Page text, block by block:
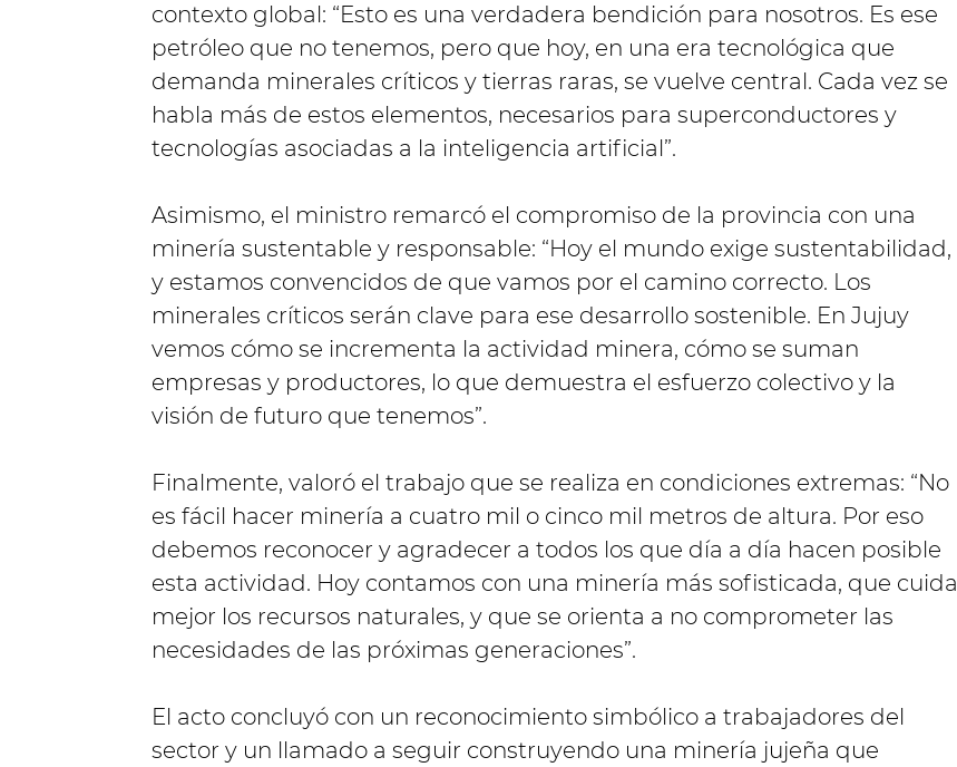
contexto global: “Esto es una verdadera bendición para nosotros. Es ese
petróleo que no tenemos, pero que hoy, en una era tecnológica que
demanda minerales críticos y tierras raras, se vuelve central. Cada vez se
habla más de estos elementos, necesarios para superconductores y
tecnologías asociadas a la inteligencia artificial”.
Asimismo, el ministro remarcó el compromiso de la provincia con una
minería sustentable y responsable: “Hoy el mundo exige sustentabilidad,
y estamos convencidos de que vamos por el camino correcto. Los
minerales críticos serán clave para ese desarrollo sostenible. En Jujuy
vemos cómo se incrementa la actividad minera, cómo se suman
empresas y productores, lo que demuestra el esfuerzo colectivo y la
visión de futuro que tenemos”.
Finalmente, valoró el trabajo que se realiza en condiciones extremas: “No
es fácil hacer minería a cuatro mil o cinco mil metros de altura. Por eso
debemos reconocer y agradecer a todos los que día a día hacen posible
esta actividad. Hoy contamos con una minería más sofisticada, que cuida
mejor los recursos naturales, y que se orienta a no comprometer las
necesidades de las próximas generaciones”.
El acto concluyó con un reconocimiento simbólico a trabajadores del
sector y un llamado a seguir construyendo una minería jujeña que